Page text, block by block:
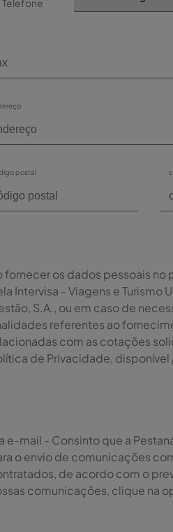
Telefone
postal
fornecer os dados pessoais
Intervisa - Viagens e Turismo
S.A., ou em caso de
referentes ao
com as cotações
de Privacidade, disponível
e-mail - Consinto que a
o envio de comunicações
de acordo com o
comunicações, clique na